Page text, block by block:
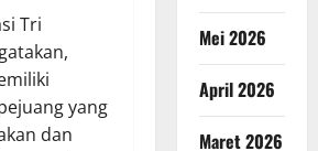
Tri
yang
dan
Mei 2026
April 2026
Maret 2026